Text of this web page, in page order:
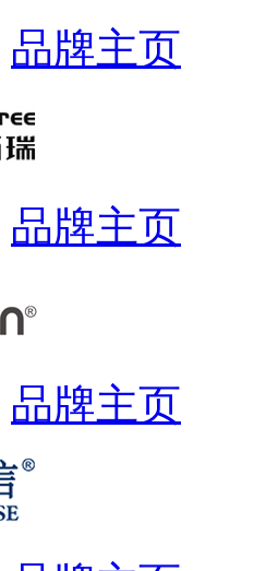
品牌主页
品牌主页
品牌主页